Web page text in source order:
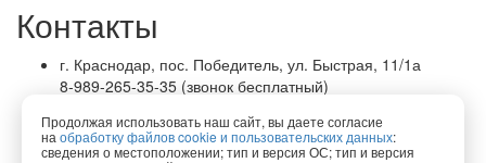
Контакты
г. Краснодар, пос. Победитель, ул. Быстрая, 11/1а
8-989-265-35-35 (звонок бесплатный)
office@lirapack.com
Посмотреть на карте
Продолжая использовать наш сайт, вы даете согласие
на обработку файлов cookie и пользовательских данных:
сведения о местоположении; тип и версия ОС; тип и версия